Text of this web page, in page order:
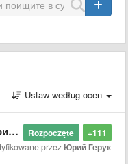
Ustaw według ocen
+111
Rozpoczęte
przezЮрий Герук